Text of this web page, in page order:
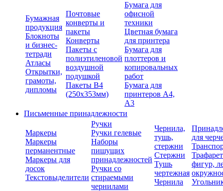
Бумажная
продукция
Блокноты
и бизнес-
тетради
Атласы
Открытки,
грамоты,
дипломы
Почтовые
конверты и
пакеты
Конверты
Пакеты с
полиэтиленовой
воздушной
подушкой
Пакеты В4
(250х353мм)
Бумага для
офисной
техники
Цветная бумага
для принтера
Бумага для
плоттеров и
копировальных
работ
Бумага для
принтеров А4,
А3
Письменные принадлежности
Маркеры
Маркеры
перманентные
Маркеры для
досок
Текстовыделители
Ручки
Ручки гелевые
Наборы
пишущих
принадлежностей
Ручки со
стираемыми
чернилами
Чернила,
тушь,
стержни
Стержни
Тушь
чертежная
Чернила
для
фигур,